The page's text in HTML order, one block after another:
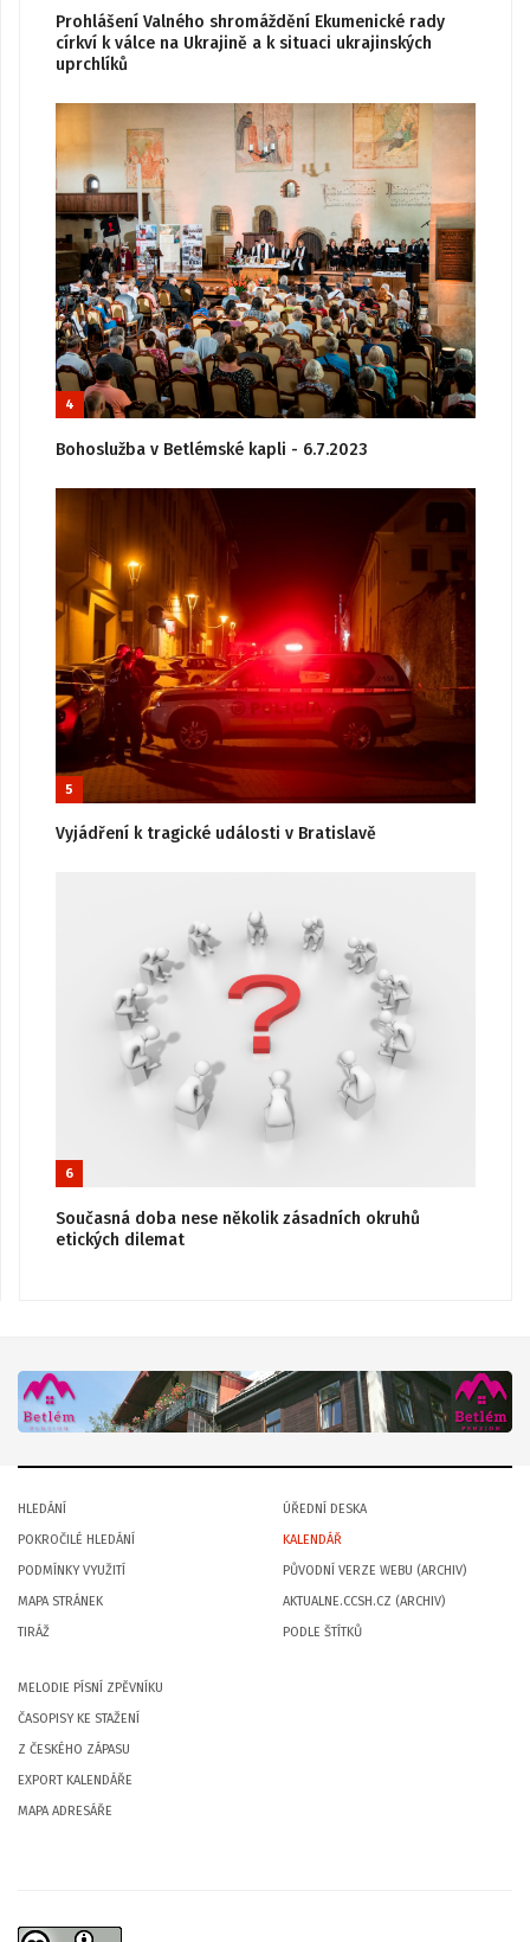
Prohlášení Valného shromáždění Ekumenické rady
církví k válce na Ukrajině a k situaci ukrajinských
uprchlíků
4
Bohoslužba v Betlémské kapli - 6.7.2023
5
Vyjádření k tragické události v Bratislavě
6
Současná doba nese několik zásadních okruhů
etických dilemat
HLEDÁNÍ
POKROČILÉ HLEDÁNÍ
PODMÍNKY VYUŽITÍ
MAPA STRÁNEK
TIRÁŽ
ÚŘEDNÍ DESKA
KALENDÁŘ
PŮVODNÍ VERZE WEBU (ARCHIV)
AKTUALNE.CCSH.CZ (ARCHIV)
PODLE ŠTÍTKŮ
MELODIE PÍSNÍ ZPĚVNÍKU
ČASOPISY KE STAŽENÍ
Z ČESKÉHO ZÁPASU
EXPORT KALENDÁŘE
MAPA ADRESÁŘE